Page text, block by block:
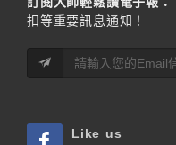
扣等重要訊息通知！
Like us